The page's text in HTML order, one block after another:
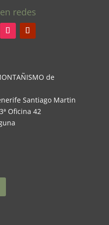
redes
de
Santiago Martin
Oficina 42